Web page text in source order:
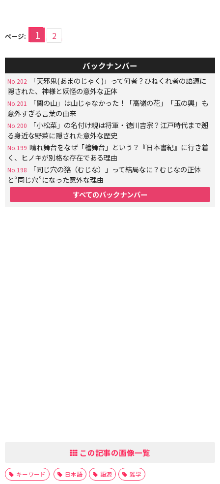
ページ: 1 2
バックナンバー
No.202
「天邪鬼(あまのじゃく)」って何者？ひねくれ者の語源に
隠された、神様と妖怪の意外な正体
No.201
「関の山」は山じゃなかった！「高嶺の花」「玉の輿」も
意外すぎる言葉の由来
No.200
「小松菜」の名付け親は将軍・徳川吉宗？江戸時代まで遡
る身近な野菜に隠された意外な歴史
No.199 晴れ舞台をなぜ「檜舞台」という？『日本書紀』に行き着
く、ヒノキが別格な存在である理由
No.198
「同じ穴の狢（むじな）」って結局なに？むじなの正体
と“同じ穴”になった意外な理由
すべてのバックナンバー
この記事の画像一覧
キーワード 日本語 語源 雑学